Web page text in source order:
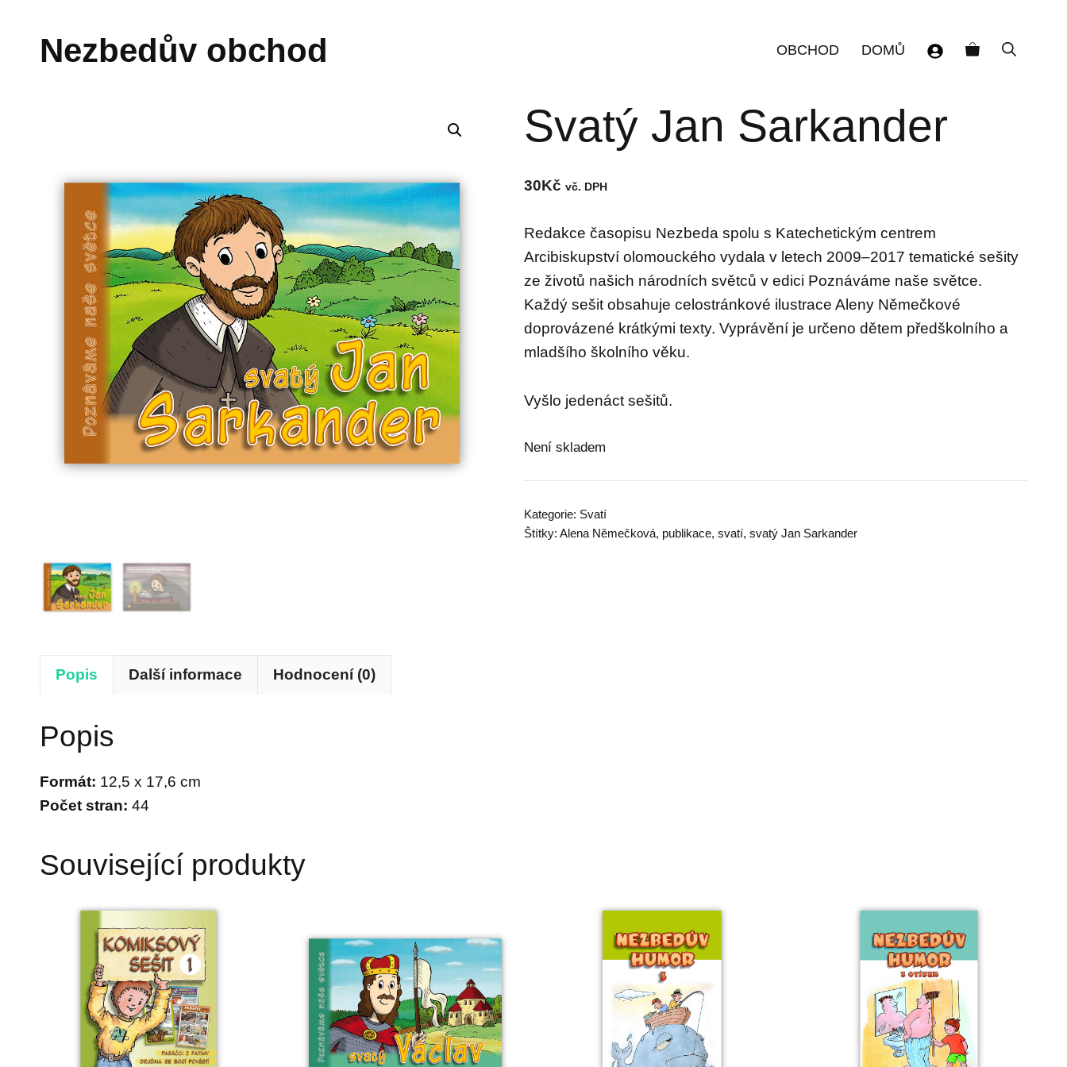
obsahNezbedův obchod OBCHOD DOMŮ
Svatý Jan Sarkander
30Kč vč. DPH
Redakce časopisu Nezbeda spolu s Katechetickým centrem
Arcibiskupství olomouckého vydala v letech 2009–2017 tematické sešity
ze životů našich národních světců v edici Poznáváme naše světce.
Každý sešit obsahuje celostránkové ilustrace Aleny Němečkové
doprovázené krátkými texty. Vyprávění je určeno dětem předškolního a
mladšího školního věku.
Vyšlo jedenáct sešitů.
Není skladem
Kategorie: Svatí
Štítky: Alena Němečková, publikace, svatí, svatý Jan Sarkander
Popis Další informace Hodnocení (0)
Popis
Formát: 12,5 x 17,6 cm
Počet stran: 44
Související produkty